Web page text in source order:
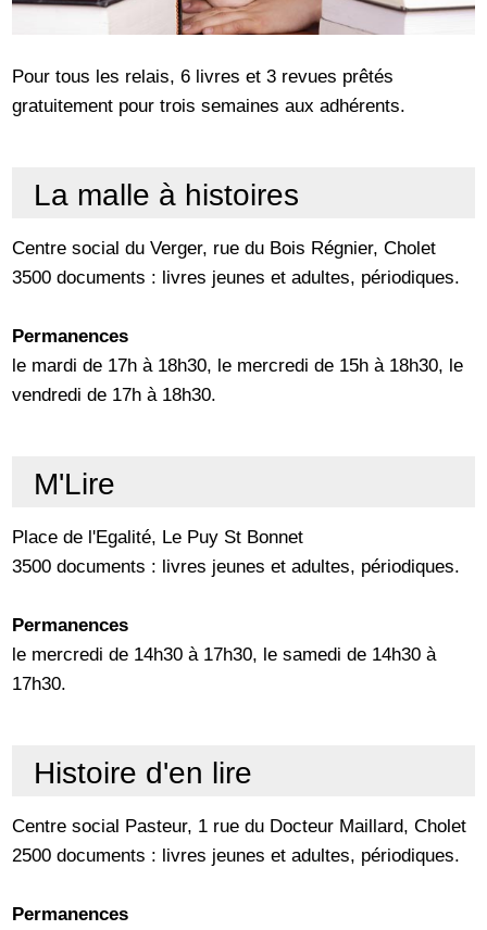
Pour tous les relais, 6 livres et 3 revues prêtés
gratuitement pour trois semaines aux adhérents.
La malle à histoires
Centre social du Verger, rue du Bois Régnier, Cholet
3500 documents : livres jeunes et adultes, périodiques.
Permanences
le mardi de 17h à 18h30, le mercredi de 15h à 18h30, le
vendredi de 17h à 18h30.
M'Lire
Place de l'Egalité, Le Puy St Bonnet
3500 documents : livres jeunes et adultes, périodiques.
Permanences
le mercredi de 14h30 à 17h30, le samedi de 14h30 à
17h30.
Histoire d'en lire
Centre social Pasteur, 1 rue du Docteur Maillard, Cholet
2500 documents : livres jeunes et adultes, périodiques.
Permanences